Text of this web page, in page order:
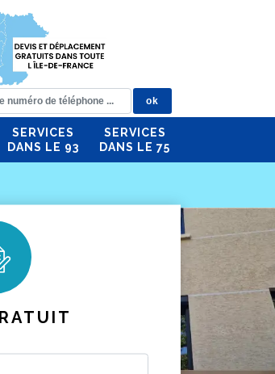
SERVICES
DANS LE 93
SERVICES
DANS LE 75